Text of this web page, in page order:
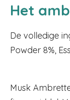
Het
De volledige
Powder 8%,
Musk